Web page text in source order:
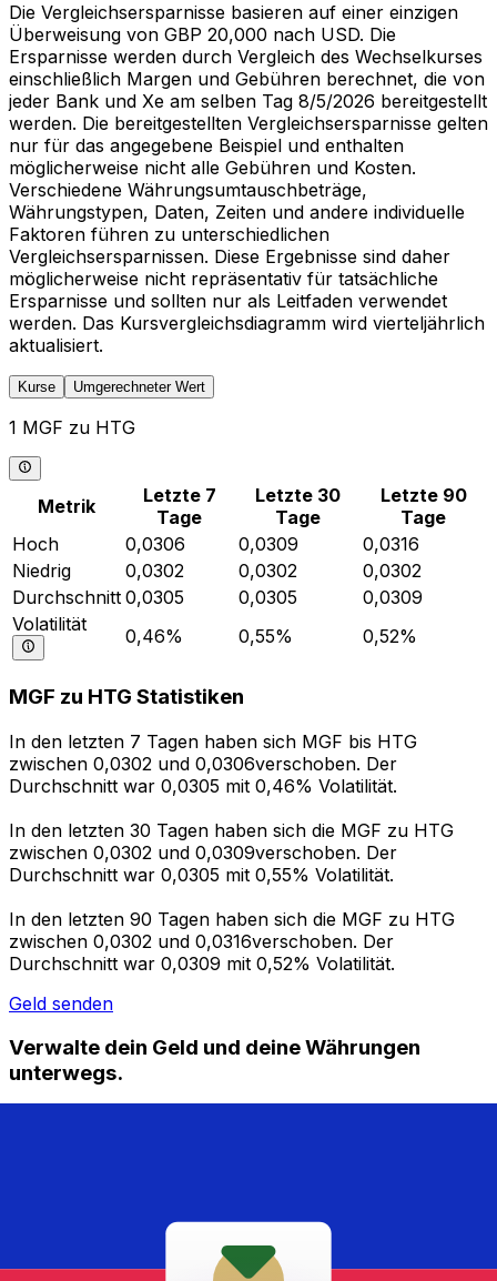
Die Vergleichsersparnisse basieren auf einer einzigen
Überweisung von GBP 20,000 nach USD. Die
Ersparnisse werden durch Vergleich des Wechselkurses
einschließlich Margen und Gebühren berechnet, die von
jeder Bank und Xe am selben Tag 8/5/2026 bereitgestellt
werden. Die bereitgestellten Vergleichsersparnisse gelten
nur für das angegebene Beispiel und enthalten
möglicherweise nicht alle Gebühren und Kosten.
Verschiedene Währungsumtauschbeträge,
Währungstypen, Daten, Zeiten und andere individuelle
Faktoren führen zu unterschiedlichen
Vergleichsersparnissen. Diese Ergebnisse sind daher
möglicherweise nicht repräsentativ für tatsächliche
Ersparnisse und sollten nur als Leitfaden verwendet
werden. Das Kursvergleichsdiagramm wird vierteljährlich
aktualisiert.
Kurse Umgerechneter Wert
1 MGF zu HTG
Metrik
Letzte 7
Tage
Letzte 30
Tage
Letzte 90
Tage
Hoch
0,0306 0,0309
0,0316
Niedrig
0,0302 0,0302
0,0302
Durchschnitt 0,0305 0,0305
0,0309
Volatilität
0,46% 0,55% 0,52%
MGF zu HTG Statistiken
In den letzten 7 Tagen haben sich MGF bis HTG
zwischen 0,0302 und 0,0306verschoben. Der
Durchschnitt war 0,0305 mit 0,46% Volatilität.
In den letzten 30 Tagen haben sich die MGF zu HTG
zwischen 0,0302 und 0,0309verschoben. Der
Durchschnitt war 0,0305 mit 0,55% Volatilität.
In den letzten 90 Tagen haben sich die MGF zu HTG
zwischen 0,0302 und 0,0316verschoben. Der
Durchschnitt war 0,0309 mit 0,52% Volatilität.
Geld senden
Verwalte dein Geld und deine Währungen
unterwegs.